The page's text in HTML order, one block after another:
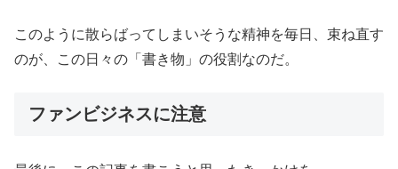
このように散らばってしまいそうな精神を毎日、束ね直す
のが、この日々の「書き物」の役割なのだ。
ファンビジネスに注意